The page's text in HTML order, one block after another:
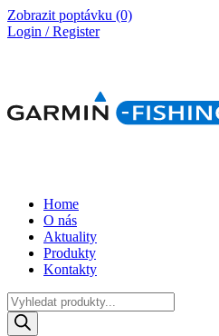
Zobrazit poptávku (0)
Login / Register
Home
O nás
Aktuality
Produkty
Kontakty
Products
search